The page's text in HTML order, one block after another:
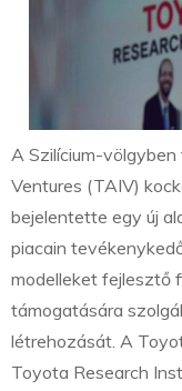
A Szilícium-
Ventures (TAIV)
bejelentette egy új
piacain
modelleket fejlesztő
támogatására
létrehozását. A
Toyota Research